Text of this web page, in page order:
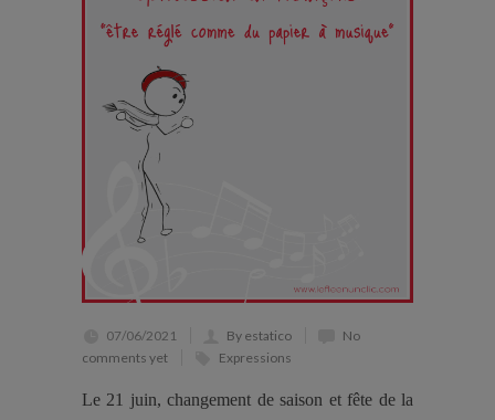
07/06/2021 By estatico
No
comments yet
Expressions
Le 21 juin, changement de saison et fête de la